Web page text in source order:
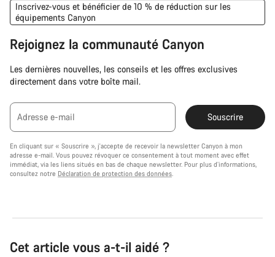
Inscrivez-vous et bénéficier de 10 % de réduction sur les
équipements Canyon
Rejoignez la communauté Canyon
Les dernières nouvelles, les conseils et les offres exclusives
directement dans votre boîte mail.
Adresse e-mail Souscrire
En cliquant sur « Souscrire », j'accepte de recevoir la newsletter Canyon à mon
adresse e-mail. Vous pouvez révoquer ce consentement à tout moment avec effet
immédiat, via les liens situés en bas de chaque newsletter. Pour plus d’informations,
consultez notre Déclaration de protection des données.
Cet article vous a-t-il aidé ?